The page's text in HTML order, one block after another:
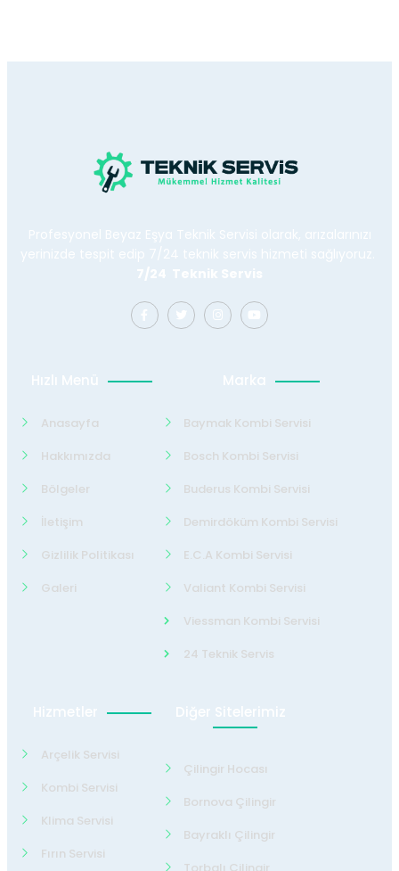
Profesyonel Beyaz Eşya Teknik Servisi olarak, arızalarınızı
yerinizde tespit edip 7/24 teknik servis hizmeti sağlıyoruz.
7/24 Teknik Servis
Hızlı Menü
Anasayfa
Hakkımızda
Bölgeler
İletişim
Gizlilik Politikası
Galeri
Marka
Baymak Kombi Servisi
Bosch Kombi Servisi
Buderus Kombi Servisi
Demirdöküm Kombi Servisi
E.C.A Kombi Servisi
Valiant Kombi Servisi
Viessman Kombi Servisi
24 Teknik Servis
Hizmetler
Arçelik Servisi
Kombi Servisi
Klima Servisi
Fırın Servisi
Diğer Sitelerimiz
Çilingir Hocası
Bornova Çilingir
Bayraklı Çilingir